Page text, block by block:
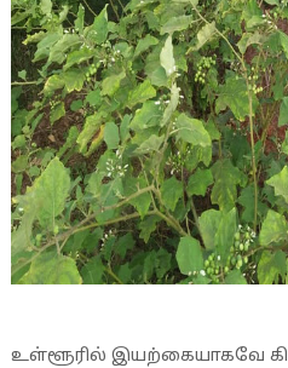
உள்ளூரில் இயற்கையாகவே